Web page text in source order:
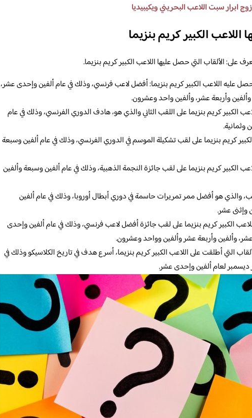
ابرار سبت اللاعب البحريني ويكيبيديا
الكبير كريم بنزيما
على: الألقاب التي حصل عليها اللاعب الكبير كريم بنزيما.
عليه اللاعب الكبير كريم بنزيما: أفضل لاعب فرنسي، وذلك في عام ألفين وإحدى عشر،
وأربعة عشر، وألفين واحد وعشرون.
الكبير كريم بنزيما على اللقب الثاني والذي هو، هادف الدوري الفرنسي، وذلك في عام
وثمانية.
كريم بنزيما على لقب تشكيلة الموسم في الدوري الفرنسي، وذلك في عام ألفين وسبعة
الكبير كريم بنزيما على لقب جائزة النجمة الذهبية، وذلك في عام ألفين وسبعة وألفين
والذي هو أفضل ممر تمريرات حاسمة في دوري أبطال أوروبا، وذلك في عام ألفين
عشر.
الكبير كريم بنزيما على لقب جائزة أفضل لاعب فرنسي، وذلك في عام ألفين وإحدى
وألفين وأربعة عشر وألفين وواحد وعشرون.
التي أطلقت على اللاعب الكبير كريم بنزيما، أسرع هدف في تاريخ الكلاسيكو وذلك في
لعام ألفين وإحدى عشر.